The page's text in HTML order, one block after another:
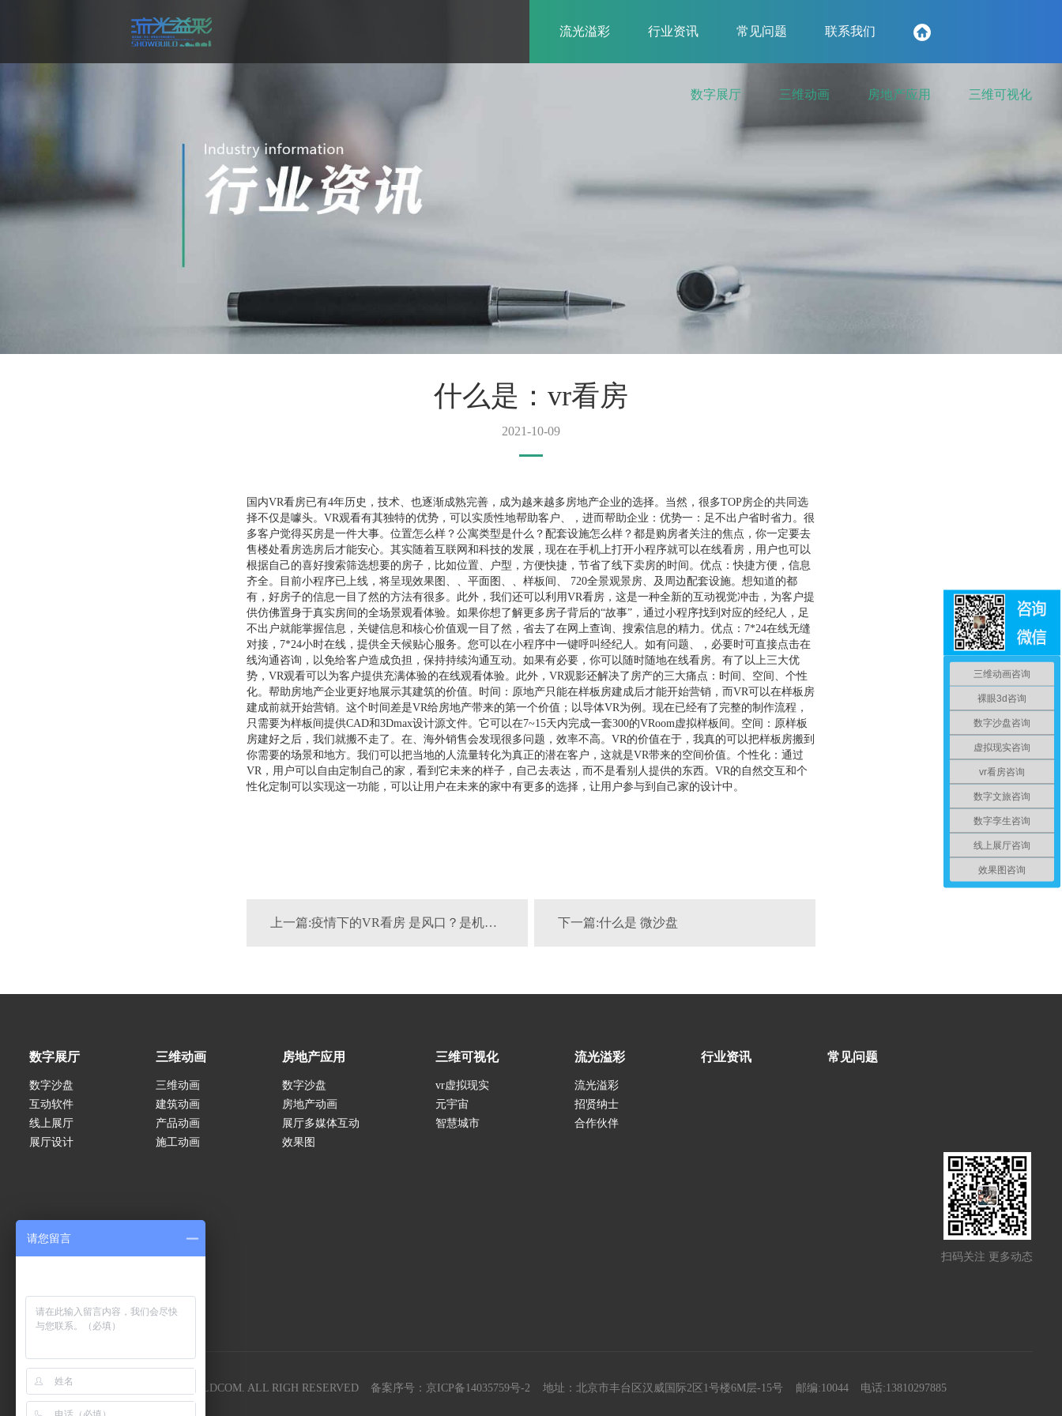
流光溢彩 行业资讯 常见问题 联系我们
数字展厅 三维动画 房地产应用 三维可视化
什么是：vr看房
2021-10-09
国内VR看房已有4年历史，技术、也逐渐成熟完善，成为越来越多房地产企业的选择。当然，很多TOP房企的共同选
择不仅是噱头。VR观看有其独特的优势，可以实质性地帮助客户、，进而帮助企业：优势一：足不出户省时省力。很
多客户觉得买房是一件大事。位置怎么样？公寓类型是什么？配套设施怎么样？都是购房者关注的焦点，你一定要去
售楼处看房选房后才能安心。其实随着互联网和科技的发展，现在在手机上打开小程序就可以在线看房，用户也可以
根据自己的喜好搜索筛选想要的房子，比如位置、户型，方便快捷，节省了线下卖房的时间。优点：快捷方便，信息
齐全。目前小程序已上线，将呈现效果图、、平面图、、样板间、 720全景观景房、及周边配套设施。想知道的都
有，好房子的信息一目了然的方法有很多。此外，我们还可以利用VR看房，这是一种全新的互动视觉冲击，为客户提
供仿佛置身于真实房间的全场景观看体验。如果你想了解更多房子背后的“故事”，通过小程序找到对应的经纪人，足
不出户就能掌握信息，关键信息和核心价值观一目了然，省去了在网上查询、搜索信息的精力。优点：7*24在线无缝
对接，7*24小时在线，提供全天候贴心服务。您可以在小程序中一键呼叫经纪人。如有问题、，必要时可直接点击在
线沟通咨询，以免给客户造成负担，保持持续沟通互动。如果有必要，你可以随时随地在线看房。有了以上三大优
势，VR观看可以为客户提供充满体验的在线观看体验。此外，VR观影还解决了房产的三大痛点：时间、空间、个性
化。帮助房地产企业更好地展示其建筑的价值。时间：原地产只能在样板房建成后才能开始营销，而VR可以在样板房
建成前就开始营销。这个时间差是VR给房地产带来的第一个价值；以导体VR为例。现在已经有了完整的制作流程，
只需要为样板间提供CAD和3Dmax设计源文件。它可以在7~15天内完成一套300的VRoom虚拟样板间。空间：原样板
房建好之后，我们就搬不走了。在、海外销售会发现很多问题，效率不高。VR的价值在于，我真的可以把样板房搬到
你需要的场景和地方。我们可以把当地的人流量转化为真正的潜在客户，这就是VR带来的空间价值。个性化：通过
VR，用户可以自由定制自己的家，看到它未来的样子，自己去表达，而不是看别人提供的东西。VR的自然交互和个
性化定制可以实现这一功能，可以让用户在未来的家中有更多的选择，让用户参与到自己家的设计中。
上一篇:疫情下的VR看房 是风口？是机遇？还是自圆其说？ 下一篇:什么是 微沙盘
数字展厅
数字沙盘
互动软件
线上展厅
展厅设计
三维动画
三维动画
建筑动画
产品动画
施工动画
房地产应用
数字沙盘
房地产动画
展厅多媒体互动
效果图
三维可视化
vr虚拟现实
元宇宙
智慧城市
流光溢彩
流光溢彩
招贤纳士
合作伙伴
行业资讯 常见问题
扫码关注 更多动态
COPYRIGHT 2005- SHOWBUILDCOM. ALL RIGH RESERVED 备案序号：京ICP备14035759号-2 地址：北京市丰台区汉威国际2区1号楼6M层-15号 邮编:10044
电话:13810297885
E-mail:lgyc58@163com
三维动画咨询
裸眼3d咨询
数字沙盘咨询
虚拟现实咨询
vr看房咨询
数字文旅咨询
数字孪生咨询
线上展厅咨询
效果图咨询
请您留言